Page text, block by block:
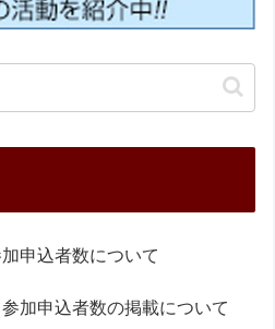
申込者数について
加申込者数の掲載について